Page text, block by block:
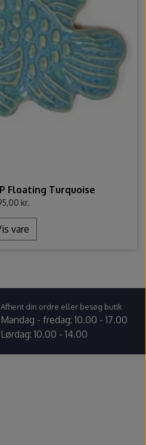
Floating Turquoise
kr.
vare
Afhent din ordre eller besøg butik
Mandag - fredag: 10.00 - 17.00
Lørdag: 10.00 - 14.00